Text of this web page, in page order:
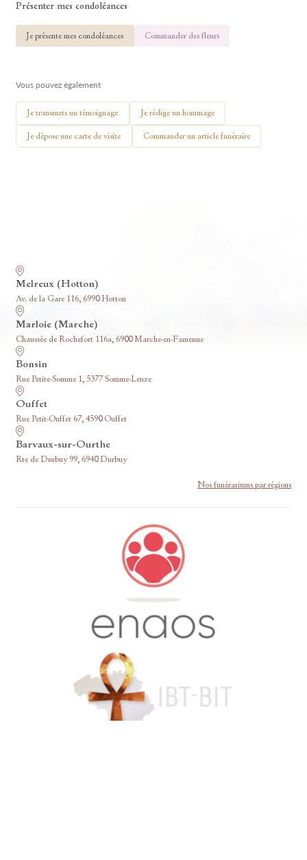
Présenter mes condoléances
Je présente mes condoléances Commander des fleurs
Vous pouvez également
Je transmets un témoignage Je rédige un hommage
Je dépose une carte de visite Commander un article funéraire
Melreux (Hotton)
Av. de la Gare 116, 6990 Hotton
Marloie (Marche)
Chaussée de Rochefort 116a, 6900 Marche-en-Famenne
Bonsin
Rue Petite-Somme 1, 5377 Somme-Leuze
Ouffet
Rue Petit-Ouffet 67, 4590 Ouffet
Barvaux-sur-Ourthe
Rte de Durbuy 99, 6940 Durbuy
Nos funérariums par régions